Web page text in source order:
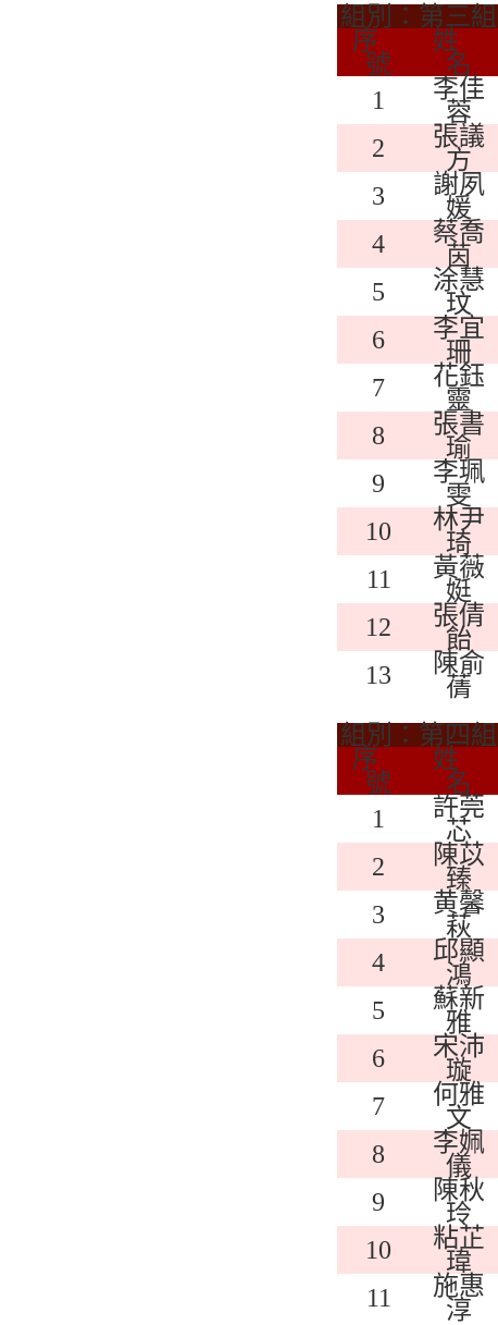
組別：第三組
序
號
姓
名
1
李佳
蓉
2
張議
方
3
謝夙
媛
4
蔡喬
茵
5
涂慧
玟
6
李宜
珊
7
花鈺
靈
8
張書
瑜
9
李珮
雯
10
林尹
琦
11
黃薇
娗
12
張倩
飴
13
陳俞
蒨
組別：第四組
序
號
姓
名
1
許莞
芯
2
陳苡
臻
3
黄馨
萩
4
邱顯
鴻
5
蘇新
雅
6
宋沛
璇
7
何雅
文
8
李姵
儀
9
陳秋
玲
10
粘芷
瑋
11
施惠
淳